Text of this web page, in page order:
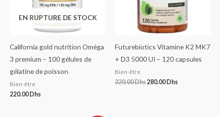
EN RUPTURE DE STOCK
California gold nutrition Oméga
3 premium – 100 gélules de
gélatine de poisson
Bien-être
220.00 Dhs
Futurebiotics Vitamine K2 MK7
+ D3 5000 UI – 120 capsules
Bien-être
320.00Dhs280.00 Dhs